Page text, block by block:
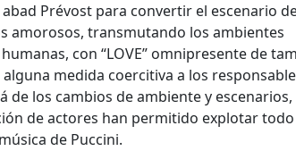
Prévost para convertir el escenario
amorosos, transmutando los ambientes
con “LOVE” omnipresente de
medida coercitiva a los
los cambios de ambiente y escenarios,
de actores han permitido explotar todo
de Puccini.